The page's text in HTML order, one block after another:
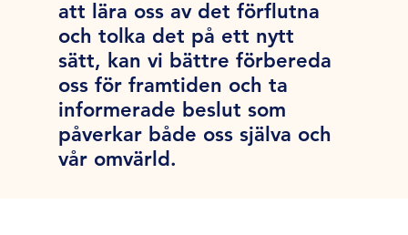
att lära oss av det förflutna
och tolka det på ett nytt
sätt, kan vi bättre förbereda
oss för framtiden och ta
informerade beslut som
påverkar både oss själva och
vår omvärld.